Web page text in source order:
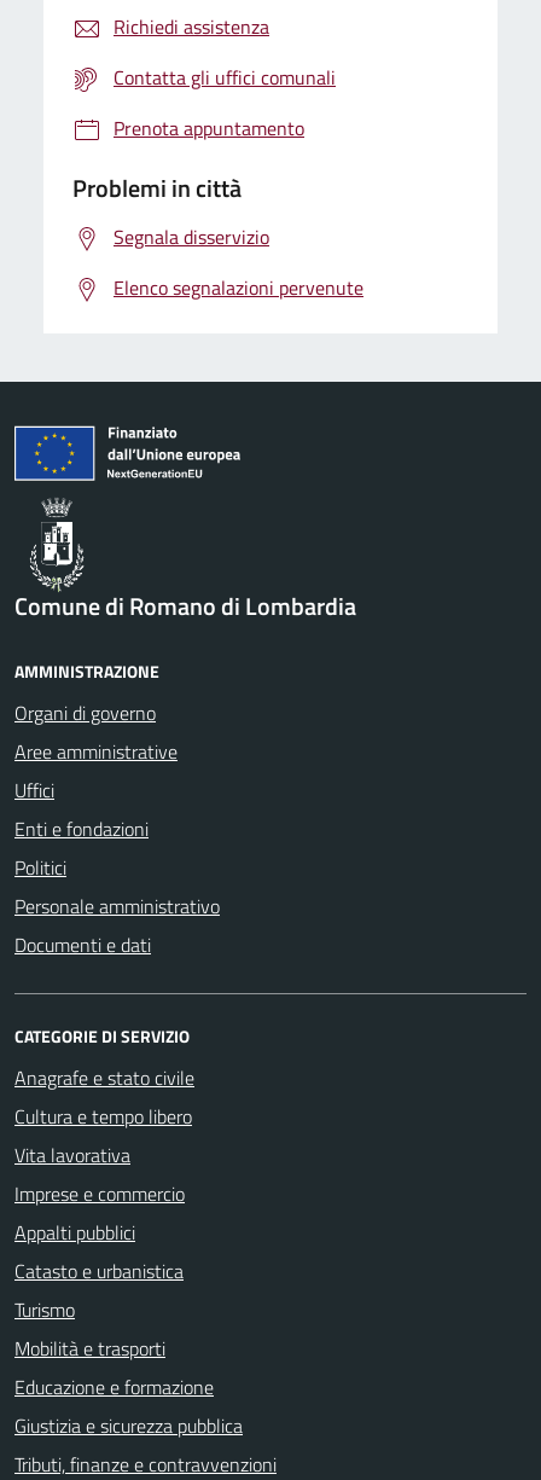
Richiedi assistenza
Contatta gli uffici comunali
Prenota appuntamento
Problemi in città
Segnala disservizio
Elenco segnalazioni pervenute
Comune di Romano di Lombardia
AMMINISTRAZIONE
Organi di governo
Aree amministrative
Uffici
Enti e fondazioni
Politici
Personale amministrativo
Documenti e dati
CATEGORIE DI SERVIZIO
Anagrafe e stato civile
Cultura e tempo libero
Vita lavorativa
Imprese e commercio
Appalti pubblici
Catasto e urbanistica
Turismo
Mobilità e trasporti
Educazione e formazione
Giustizia e sicurezza pubblica
Tributi, finanze e contravvenzioni